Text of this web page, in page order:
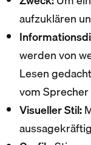
aufzuklären
werden von
Lesen
vom
Visueller Stil: